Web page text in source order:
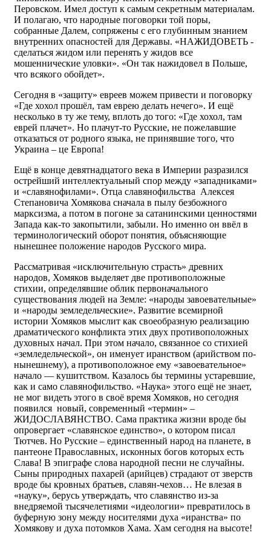
Перовском. Имел доступ к самым секретным материалам.
И полагаю, что народные поговорки той поры,
собранные Далем, сопряжены с его глубинным знанием
внутренних опасностей для Державы. «НАЖИДОВЕТЬ -
сделаться жидом или перенять у жидов все
мошеннические уловки». «Он так нажидовел в Польше,
что всякого обойдет».
Сегодня в «защиту» евреев можем привести и поговорку
«Где хохол прошёл, там еврею делать нечего». И ещё
несколько в ту же тему, вплоть до того: «Где хохол, там
еврей плачет». Но плачут-то Русские, не пожелавшие
отказаться от родного языка, не принявшие того, что
Украина – це Европа!
Ещё в конце девятнадцатого века в Империи разразился
острейший интеллектуальный спор между «западниками»
и «славянофилами». Отца славянофильства Алексея
Степановича Хомякова сначала в пылу безбожного
марксизма, а потом в погоне за сатанинскими ценностями
Запада как-то закопытили, забыли. Но именно он ввёл в
терминологический оборот понятия, объясняющие
нынешнее положение народов Русского мира.
Рассматривая «исключительную страсть» древних
народов, Хомяков выделяет две противоположные
стихии, определявшие облик первоначального
существования людей на Земле: «народы завоевательные»
и «народы земледельческие». Развитие всемирной
истории Хомяков мыслит как своеобразную реализацию
драматического конфликта этих двух противоположных
духовных начал. При этом начало, связанное со стихией
«земледельческой», он именует иранством (арийством по-
нынешнему), а противоположное ему «завоевательное»
начало — кушитством. Казалось бы термины устаревшие,
как и само славянофильство. «Наука» этого ещё не знает,
не мог видеть этого в своё время Хомяков, но сегодня
появился новый, современный «термин» –
ЖИДОСЛАВЯНСТВО. Сама практика жизни вроде бы
опровергает «славянское единство», о котором писал
Тютчев. Но Русские – единственный народ на планете, в
пантеоне Православных, исконных богов которых есть
Слава! В эпиграфе слова народной песни не случайны.
Сыны природных пахарей (арийцев) страдают от зверств
вроде бы кровных братьев, славян-чехов… Не влезая в
«науку», берусь утверждать, что славянство из-за
внедряемой тысячелетиями «идеологии» превратилось в
буферную зону между носителями духа «иранства» по
Хомякову и духа потомков Хама. Хам сегодня на высоте!